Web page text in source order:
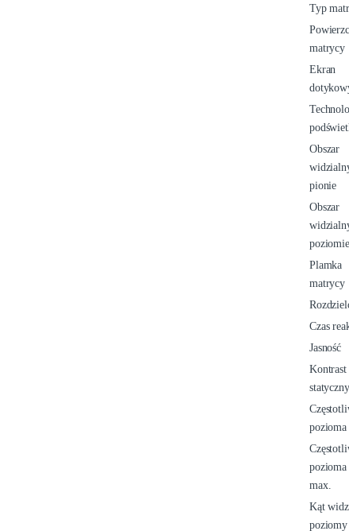
Typ
matrycy
Ekran
Obszar
pionie
Obszar
poziomie
Plamka
matrycy
Czas
Jasność
Kontrast
statyczny
pozioma
pozioma
max.
Kąt
poziomy